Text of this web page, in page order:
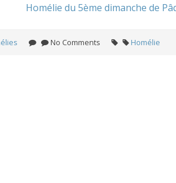
Homélie du 5ème dimanche de
No Comments Homélie